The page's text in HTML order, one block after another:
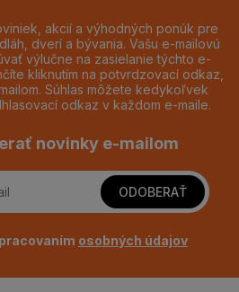
akcií a výhodných ponúk pre
dverí a bývania. Vašu e-mailovú
výlučne na zasielanie týchto e-
kliknutím na potvrdzovací odkaz,
Súhlas môžete kedykoľvek
odkaz v každom e-maile.
novinky e-mailom
ODOBERAŤ
osobných údajov